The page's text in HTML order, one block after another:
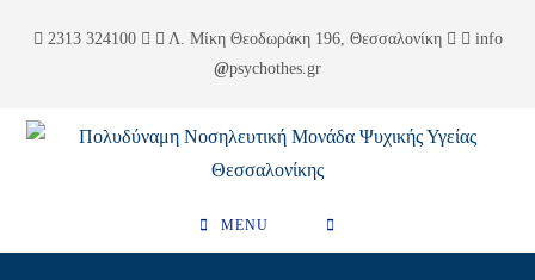
περιεχόμενο
2313 324100 Λ. Μίκη Θεοδωράκη 196, Θεσσαλονίκη
info
psychothes.gr
MENU